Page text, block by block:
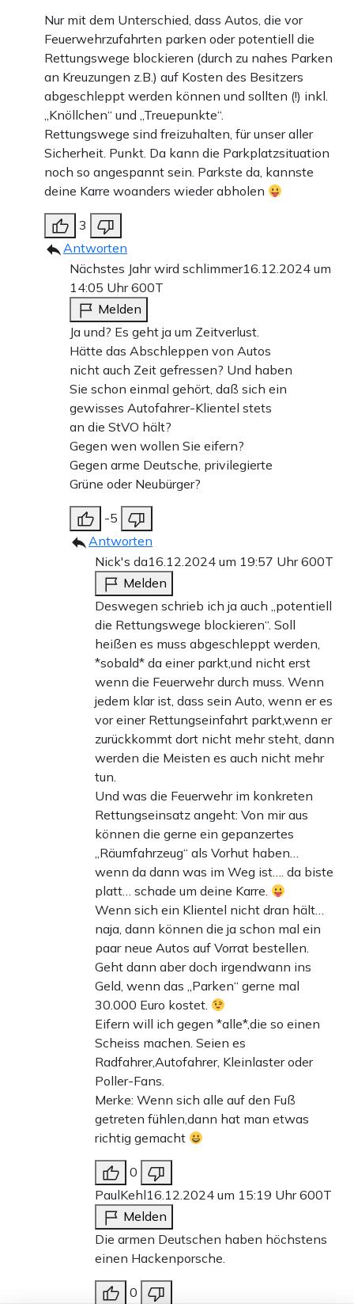
Nur mit dem Unterschied, dass Autos, die vor
Feuerwehrzufahrten parken oder potentiell die
Rettungswege blockieren (durch zu nahes Parken
an Kreuzungen z.B.) auf Kosten des Besitzers
abgeschleppt werden können und sollten (!) inkl.
„Knöllchen“ und „Treuepunkte“.
Rettungswege sind freizuhalten, für unser aller
Sicherheit. Punkt. Da kann die Parkplatzsituation
noch so angespannt sein. Parkste da, kannste
deine Karre woanders wieder abholen
3
Antworten
Nächstes Jahr wird schlimmer16.12.2024 um
14:05 Uhr600T
Melden
Ja und? Es geht ja um Zeitverlust.
Hätte das Abschleppen von Autos
nicht auch Zeit gefressen? Und haben
Sie schon einmal gehört, daß sich ein
gewisses Autofahrer-Klientel stets
an die StVO hält?
Gegen wen wollen Sie eifern?
Gegen arme Deutsche, privilegierte
Grüne oder Neubürger?
-5
Antworten
Nick's da16.12.2024 um 19:57 Uhr600T
Melden
Deswegen schrieb ich ja auch „potentiell
die Rettungswege blockieren“. Soll
heißen es muss abgeschleppt werden,
*sobald* da einer parkt,und nicht erst
wenn die Feuerwehr durch muss. Wenn
jedem klar ist, dass sein Auto, wenn er es
vor einer Rettungseinfahrt parkt,wenn er
zurückkommt dort nicht mehr steht, dann
werden die Meisten es auch nicht mehr
tun.
Und was die Feuerwehr im konkreten
Rettungseinsatz angeht: Von mir aus
können die gerne ein gepanzertes
„Räumfahrzeug“ als Vorhut haben…
wenn da dann was im Weg ist…. da biste
platt… schade um deine Karre.
Wenn sich ein Klientel nicht dran hält…
naja, dann können die ja schon mal ein
paar neue Autos auf Vorrat bestellen.
Geht dann aber doch irgendwann ins
Geld, wenn das „Parken“ gerne mal
30.000 Euro kostet.
Eifern will ich gegen *alle*,die so einen
Scheiss machen. Seien es
Radfahrer,Autofahrer, Kleinlaster oder
Poller-Fans.
Merke: Wenn sich alle auf den Fuß
getreten fühlen,dann hat man etwas
richtig gemacht
0
PaulKehl16.12.2024 um 15:19 Uhr600T
Melden
Die armen Deutschen haben höchstens
einen Hackenporsche.
0